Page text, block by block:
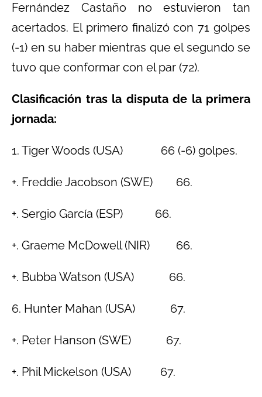
Fernández Castaño no estuvieron tan
acertados. El primero finalizó con 71 golpes
(-1) en su haber mientras que el segundo se
tuvo que conformar con el par (72).
Clasificación tras la disputa de la primera
jornada:
1. Tiger Woods (USA) 66 (-6) golpes.
+. Freddie Jacobson (SWE) 66.
+. Sergio García (ESP) 66.
+. Graeme McDowell (NIR) 66.
+. Bubba Watson (USA) 66.
6. Hunter Mahan (USA) 67.
+. Peter Hanson (SWE) 67.
+. Phil Mickelson (USA) 67.